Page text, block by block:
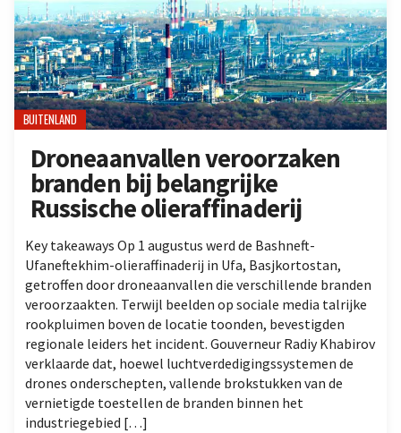
BUITENLAND
Droneaanvallen veroorzaken
branden bij belangrijke
Russische olieraffinaderij
Key takeaways Op 1 augustus werd de Bashneft-
Ufaneftekhim-olieraffinaderij in Ufa, Basjkortostan,
getroffen door droneaanvallen die verschillende branden
veroorzaakten. Terwijl beelden op sociale media talrijke
rookpluimen boven de locatie toonden, bevestigden
regionale leiders het incident. Gouverneur Radiy Khabirov
verklaarde dat, hoewel luchtverdedigingssystemen de
drones onderschepten, vallende brokstukken van de
vernietigde toestellen de branden binnen het
industriegebied […]